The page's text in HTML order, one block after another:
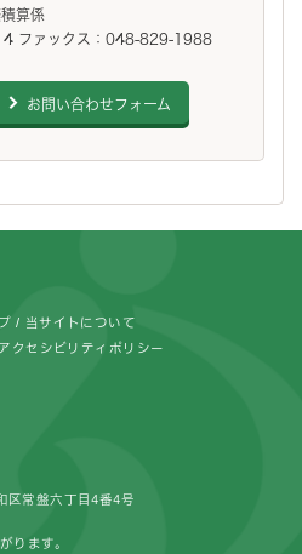
算係
ファックス：048-829-1988
お問い合わせフォーム
当サイトについて
アクセシビリティポリシー
区常盤六丁目4番4号
ります。